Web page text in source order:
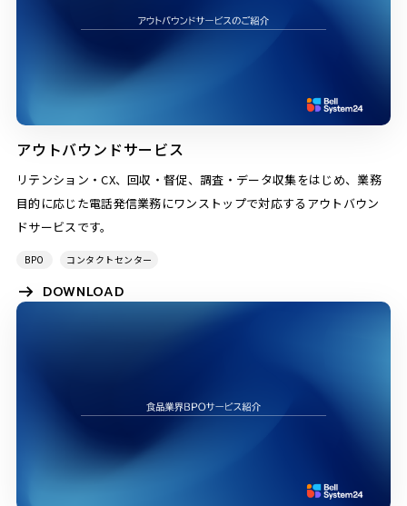
アウトバウンドサービス
リテンション・CX、回収・督促、調査・データ収集をはじめ、業務
目的に応じた電話発信業務にワンストップで対応するアウトバウン
ドサービスです。
BPO コンタクトセンター
DOWNLOAD